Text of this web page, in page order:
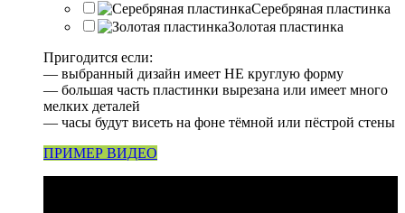
Серебряная пластинка
Золотая пластинка
Пригодится если:
— выбранный дизайн имеет НЕ круглую форму
— большая часть пластинки вырезана или имеет много
мелких деталей
— часы будут висеть на фоне тёмной или пёстрой стены
ПРИМЕР ВИДЕО